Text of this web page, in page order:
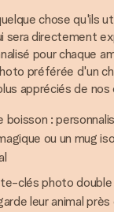
chose qu'ils
sera directement
pour chaque
préférée d'un
appréciés de nos
:
ou un mug
clés photo
leur animal